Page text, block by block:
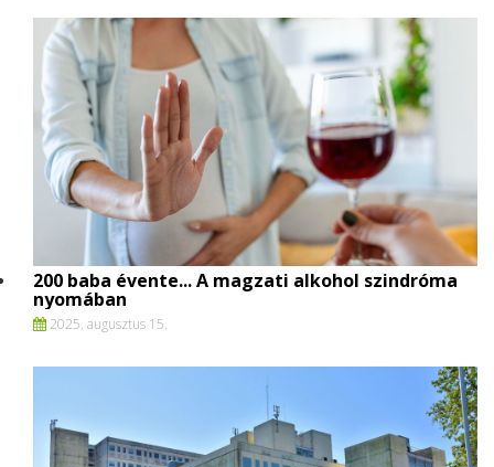
200 baba évente... A magzati alkohol szindróma
nyomában
2025. augusztus 15.